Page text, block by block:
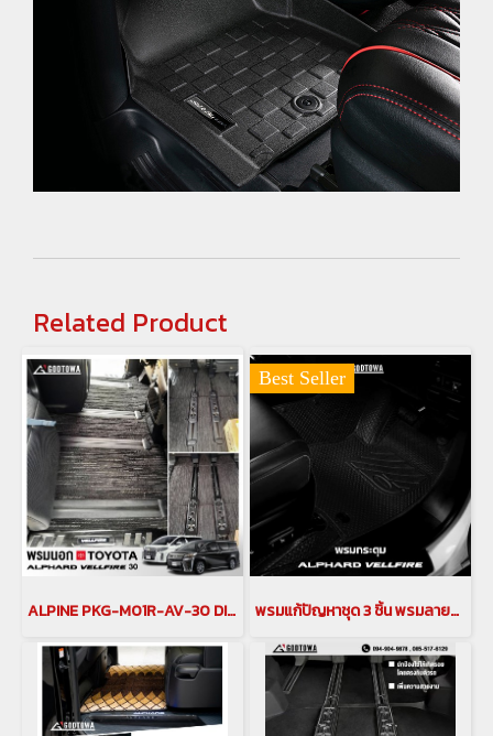
Related Product
ALPINE PKG-M01R-AV-30 DIGITAL MIROR DIGITAL MIROR ติดรถยนต์ ALPHARD / VELLFIRE 30 รุ่นปี 2015-2021(copy)(copy)(copy)(copy)(copy)
Best Seller
พรมแก้ปัญหาชุด 3 ชิ้น พรมลายตาราง / ลายเสือ 3 ชิ้น พรมแก้ปัญหาสำหรับรถยนต์ ALPHARD / VELLFIRE 30 รุ่นปี 2015-2022(copy)(copy)